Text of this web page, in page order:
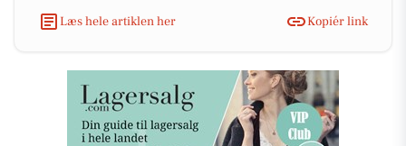
Læs hele artiklen her
Kopiér link